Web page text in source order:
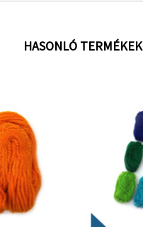
HASONLÓ TERMÉKEK